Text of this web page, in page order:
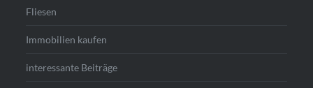
Fliesen
Immobilien kaufen
interessante Beiträge